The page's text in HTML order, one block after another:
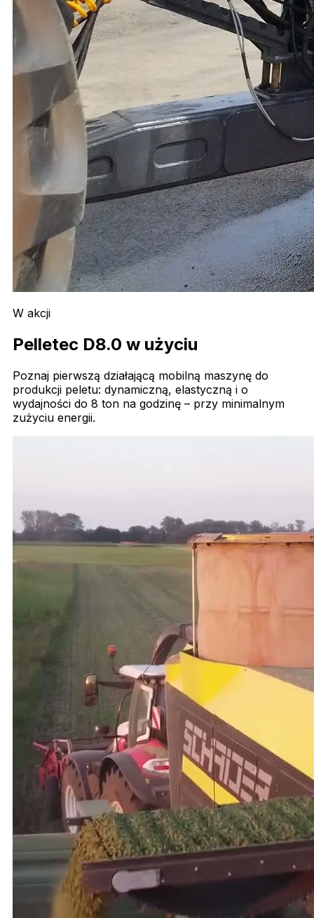
W akcji
Pelletec D8.0 w użyciu
Poznaj pierwszą działającą mobilną maszynę do
produkcji peletu: dynamiczną, elastyczną i o
wydajności do 8 ton na godzinę – przy minimalnym
zużyciu energii.